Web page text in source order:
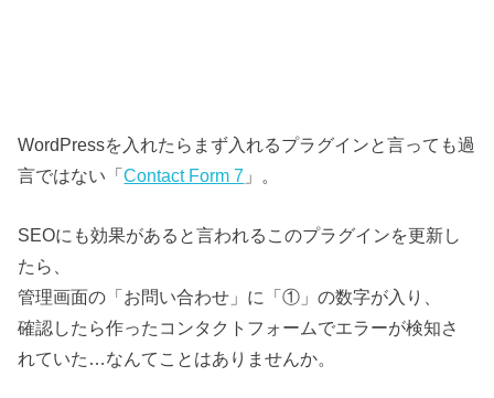
WordPressを入れたらまず入れるプラグインと言っても過
言ではない「Contact Form 7 」。
SEOにも効果があると言われるこのプラグインを更新し
たら、
管理画面の「お問い合わせ」に「①」の数字が入り、
確認したら作ったコンタクトフォームでエラーが検知さ
れていた…なんてことはありませんか。